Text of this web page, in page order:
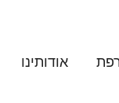
אודותינו